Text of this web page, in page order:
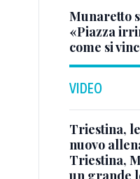
Munaretto
«Piazza
come si
VIDEO
Triestina,
nuovo
Triestina,